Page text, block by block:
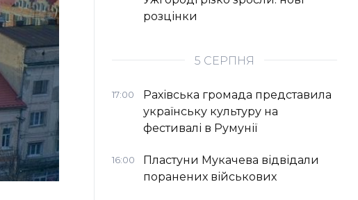
розцінки
5 СЕРПНЯ
17:00
Рахівська громада представила
українську культуру на
фестивалі в Румунії
16:00
Пластуни Мукачева відвідали
поранених військових